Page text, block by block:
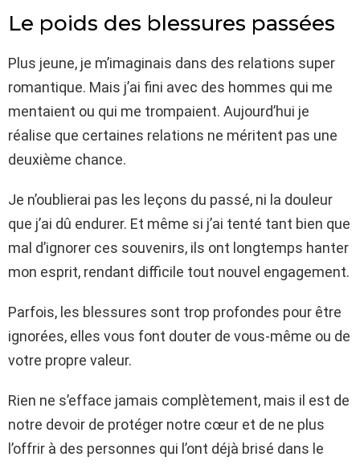
Le poids des blessures passées
Plus jeune, je m’imaginais dans des relations super
romantique. Mais j’ai fini avec des hommes qui me
mentaient ou qui me trompaient. Aujourd’hui je
réalise que certaines relations ne méritent pas une
deuxième chance.
Je n’oublierai pas les leçons du passé, ni la douleur
que j’ai dû endurer. Et même si j’ai tenté tant bien que
mal d’ignorer ces souvenirs, ils ont longtemps hanter
mon esprit, rendant difficile tout nouvel engagement.
Parfois, les blessures sont trop profondes pour être
ignorées, elles vous font douter de vous-même ou de
votre propre valeur.
Rien ne s’efface jamais complètement, mais il est de
notre devoir de protéger notre cœur et de ne plus
l’offrir à des personnes qui l’ont déjà brisé dans le